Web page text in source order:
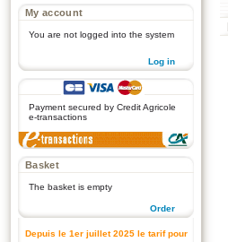
My account
You are not logged into the system
Log in
Payment secured by Credit Agricole
e-transactions
Basket
The basket is empty
Order
Depuis le 1er juillet 2025 le tarif pour